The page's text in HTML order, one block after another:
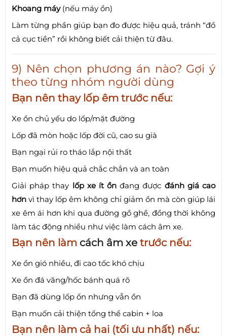
Khoang máy(nếu máy ồn)
Làm từng phần giúp bạn đo được hiệu quả, tránh “đổ
cả cục tiền” rồi không biết cải thiện từ đâu.
9) Nên chọn phương án nào? Gợi ý
theo từng nhóm người dùng
Bạn nên thay lốp êm trước nếu:
Xe ồn chủ yếu do lốp/mặt đường
Lốp đã mòn hoặc lốp đời cũ, cao su già
Bạn ngại rủi ro tháo lắp nội thất
Bạn muốn hiệu quả chắc chắn và an toàn
Giải pháp thay lốp xe ít ồn đang được đánh giá cao
hơn vì thay lốp êm không chỉ giảm ồn mà còn giúp lái
xe êm ái hơn khi qua đường gồ ghề, đồng thời không
làm tác động nhiều như việc làm cách âm xe.
Bạn nên làm cách âm xe trước nếu:
Xe ồn gió nhiều, đi cao tốc khó chịu
Xe ồn đá văng/hốc bánh quá rõ
Bạn đã dùng lốp ổn nhưng vẫn ồn
Bạn muốn cải thiện tổng thể cabin + loa
Bạn nên làm cả hai (tối ưu nhất) nếu: